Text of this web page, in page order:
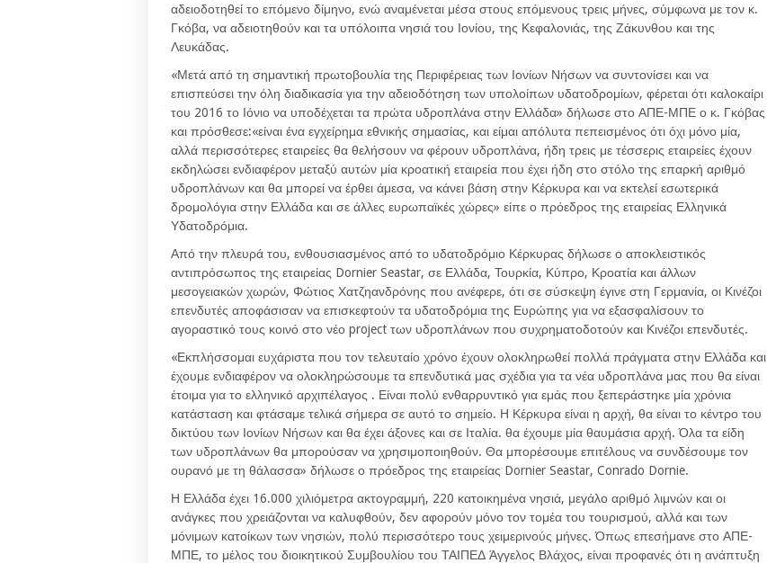
αδειοδοτηθεί το επόμενο δίμηνο, ενώ αναμένεται μέσα στους επόμενους τρεις μήνες, σύμφωνα με τον κ.
Γκόβα, να αδειοτηθούν και τα υπόλοιπα νησιά του Ιονίου, της Κεφαλονιάς, της Ζάκυνθου και της
Λευκάδας.
«Μετά από τη σημαντική πρωτοβουλία της Περιφέρειας των Ιονίων Νήσων να συντονίσει και να
επισπεύσει την όλη διαδικασία για την αδειοδότηση των υπολοίπων υδατοδρομίων, φέρεται ότι καλοκαίρι
του 2016 το Ιόνιο να υποδέχεται τα πρώτα υδροπλάνα στην Ελλάδα» δήλωσε στο ΑΠΕ-ΜΠΕ ο κ. Γκόβας
και πρόσθεσε:«είναι ένα εγχείρημα εθνικής σημασίας, και είμαι απόλυτα πεπεισμένος ότι όχι μόνο μία,
αλλά περισσότερες εταιρείες θα θελήσουν να φέρουν υδροπλάνα, ήδη τρεις με τέσσερις εταιρείες έχουν
εκδηλώσει ενδιαφέρον μεταξύ αυτών μία κροατική εταιρεία που έχει ήδη στο στόλο της επαρκή αριθμό
υδροπλάνων και θα μπορεί να έρθει άμεσα, να κάνει βάση στην Κέρκυρα και να εκτελεί εσωτερικά
δρομολόγια στην Ελλάδα και σε άλλες ευρωπαϊκές χώρες» είπε ο πρόεδρος της εταιρείας Ελληνικά
Υδατοδρόμια.
Από την πλευρά του, ενθουσιασμένος από το υδατοδρόμιο Κέρκυρας δήλωσε ο αποκλειστικός
αντιπρόσωπος της εταιρείας Dornier Seastar, σε Ελλάδα, Τουρκία, Κύπρο, Κροατία και άλλων
μεσογειακών χωρών, Φώτιος Χατζηανδρόνης που ανέφερε, ότι σε σύσκεψη έγινε στη Γερμανία, οι Κινέζοι
επενδυτές αποφάσισαν να επισκεφτούν τα υδατοδρόμια της Ευρώπης για να εξασφαλίσουν το
αγοραστικό τους κοινό στο νέο project των υδροπλάνων που συχρηματοδοτούν και Κινέζοι επενδυτές.
«Εκπλήσσομαι ευχάριστα που τον τελευταίο χρόνο έχουν ολοκληρωθεί πολλά πράγματα στην Ελλάδα και
έχουμε ενδιαφέρον να ολοκληρώσουμε τα επενδυτικά μας σχέδια για τα νέα υδροπλάνα μας που θα είναι
έτοιμα για το ελληνικό αρχιπέλαγος . Είναι πολύ ενθαρρυντικό για εμάς που ξεπεράστηκε μία χρόνια
κατάσταση και φτάσαμε τελικά σήμερα σε αυτό το σημείο. Η Κέρκυρα είναι η αρχή, θα είναι το κέντρο του
δικτύου των Ιονίων Νήσων και θα έχει άξονες και σε Ιταλία. θα έχουμε μία θαυμάσια αρχή. Όλα τα είδη
των υδροπλάνων θα μπορούσαν να χρησιμοποιηθούν. Θα μπορέσουμε επιτέλους να συνδέσουμε τον
ουρανό με τη θάλασσα» δήλωσε ο πρόεδρος της εταιρείας Dornier Seastar, Conrado Dornie.
Η Ελλάδα έχει 16.000 χιλιόμετρα ακτογραμμή, 220 κατοικημένα νησιά, μεγάλο αριθμό λιμνών και οι
ανάγκες που χρειάζονται να καλυφθούν, δεν αφορούν μόνο τον τομέα του τουρισμού, αλλά και των
μόνιμων κατοίκων των νησιών, πολύ περισσότερο τους χειμερινούς μήνες. Όπως επεσήμανε στο ΑΠΕ-
ΜΠΕ, το μέλος του διοικητικού Συμβουλίου του ΤΑΙΠΕΔ Άγγελος Βλάχος, είναι προφανές ότι η ανάπτυξη